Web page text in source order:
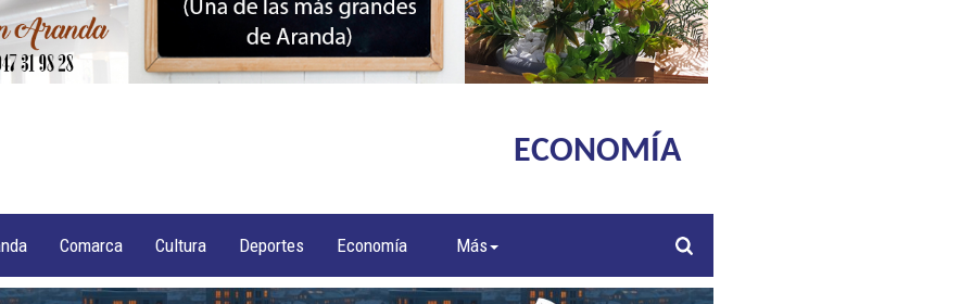
ECONOMÍA
Comarca Cultura Deportes Economía Más